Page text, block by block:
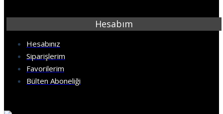
Hesabım
Hesabınız
Siparişlerim
Favorilerim
Bülten Aboneliği